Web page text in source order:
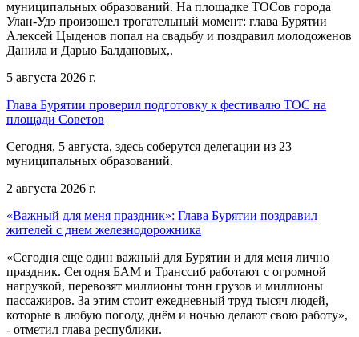
муниципальных образований. На площадке ТОСов города
Улан-Удэ произошел трогательный момент: глава Бурятии
Алексей Цыденов попал на свадьбу и поздравил молодоженов
Данила и Дарью Балдановых,.
5 августа 2026 г.
Глава Бурятии проверил подготовку к фестивалю ТОС на
площади Советов
Сегодня, 5 августа, здесь соберутся делегации из 23
муниципальных образований.
2 августа 2026 г.
«Важный для меня праздник»: Глава Бурятии поздравил
жителей с днем железнодорожника
«Сегодня еще один важный для Бурятии и для меня лично
праздник. Сегодня БАМ и Транссиб работают с огромной
нагрузкой, перевозят миллионы тонн грузов и миллионы
пассажиров. За этим стоит ежедневный труд тысяч людей,
которые в любую погоду, днём и ночью делают свою работу»,
- отметил глава республики.